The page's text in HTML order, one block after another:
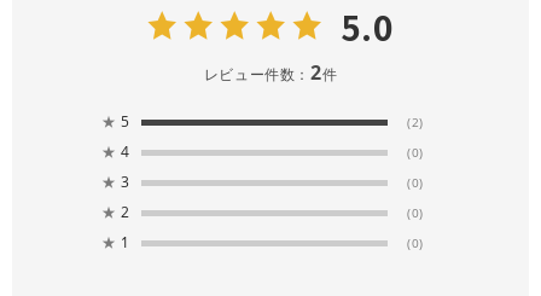
5.0
レビュー件数： 2件
★ 5 (2)
★ 4 (0)
★ 3 (0)
★ 2 (0)
★ 1 (0)